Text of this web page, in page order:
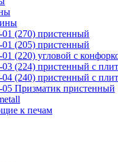
(270) пристенный
(205) пристенный
(220) угловой с
(224) пристенный с
(240) пристенный с
Призматик пристенный
к печам